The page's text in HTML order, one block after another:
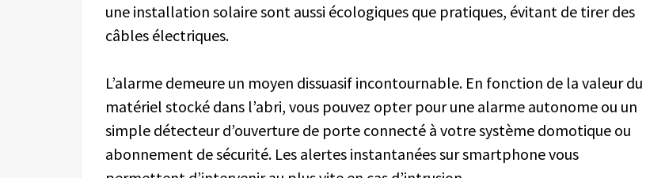
une installation solaire sont aussi écologiques que pratiques, évitant de tirer des
câbles électriques.
L’alarme demeure un moyen dissuasif incontournable. En fonction de la valeur du
matériel stocké dans l’abri, vous pouvez opter pour une alarme autonome ou un
simple détecteur d’ouverture de porte connecté à votre système domotique ou
abonnement de sécurité. Les alertes instantanées sur smartphone vous